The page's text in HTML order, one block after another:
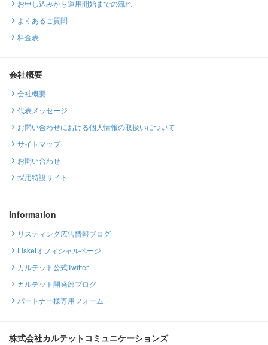
お申し込みから運用開始までの流れ
よくあるご質問
料金表
会社概要
会社概要
代表メッセージ
お問い合わせにおける個人情報の取扱いについて
サイトマップ
お問い合わせ
採用特設サイト
Information
リスティング広告情報ブログ
Lisketオフィシャルページ
カルテット公式Twitter
カルテット開発部ブログ
パートナー様専用フォーム
株式会社カルテットコミュニケーションズ